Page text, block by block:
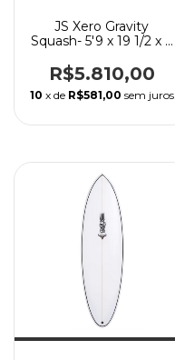
JS Xero Gravity
Squash- 5'9 x 19 1/2 x 2
R$5.810,00
10 x de R$581,00 sem juros